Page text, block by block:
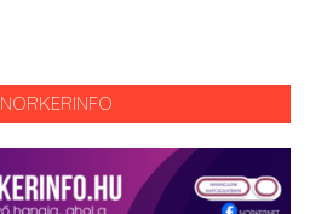
NORKERINFO